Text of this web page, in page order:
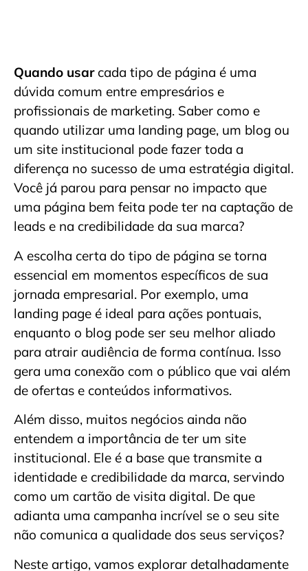
Quando usarcada tipo de página é uma
dúvida comum entre empresários e
profissionais de marketing. Saber como e
quando utilizar uma landing page, um blog ou
um site institucional pode fazer toda a
diferença no sucesso de uma estratégia digital.
Você já parou para pensar no impacto que
uma página bem feita pode ter na captação de
leads e na credibilidade da sua marca?
A escolha certa do tipo de página se torna
essencial em momentos específicos de sua
jornada empresarial. Por exemplo, uma
landing page é ideal para ações pontuais,
enquanto o blog pode ser seu melhor aliado
para atrair audiência de forma contínua. Isso
gera uma conexão com o público que vai além
de ofertas e conteúdos informativos.
Além disso, muitos negócios ainda não
entendem a importância de ter um site
institucional. Ele é a base que transmite a
identidade e credibilidade da marca, servindo
como um cartão de visita digital. De que
adianta uma campanha incrível se o seu site
não comunica a qualidade dos seus serviços?
Neste artigo, vamos explorar detalhadamente